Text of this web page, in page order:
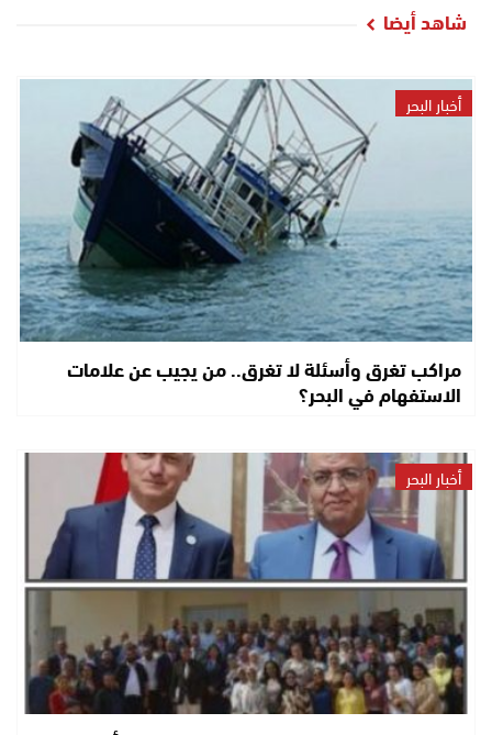
شاهد أيضا
أخبار البحر
مراكب تغرق وأسئلة لا تغرق.. من يجيب عن علامات
الاستفهام في البحر؟
أخبار البحر